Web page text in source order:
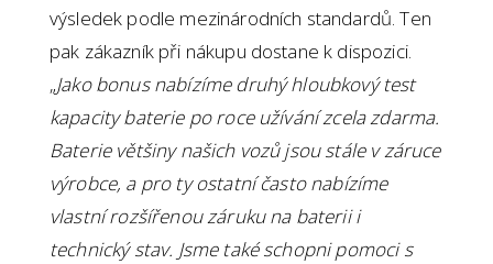
výsledek podle mezinárodních standardů. Ten
pak zákazník při nákupu dostane k dispozici.
„Jako bonus nabízíme druhý hloubkový test
kapacity baterie po roce užívání zcela zdarma.
Baterie většiny našich vozů jsou stále v záruce
výrobce, a pro ty ostatní často nabízíme
vlastní rozšířenou záruku na baterii i
technický stav. Jsme také schopni pomoci s